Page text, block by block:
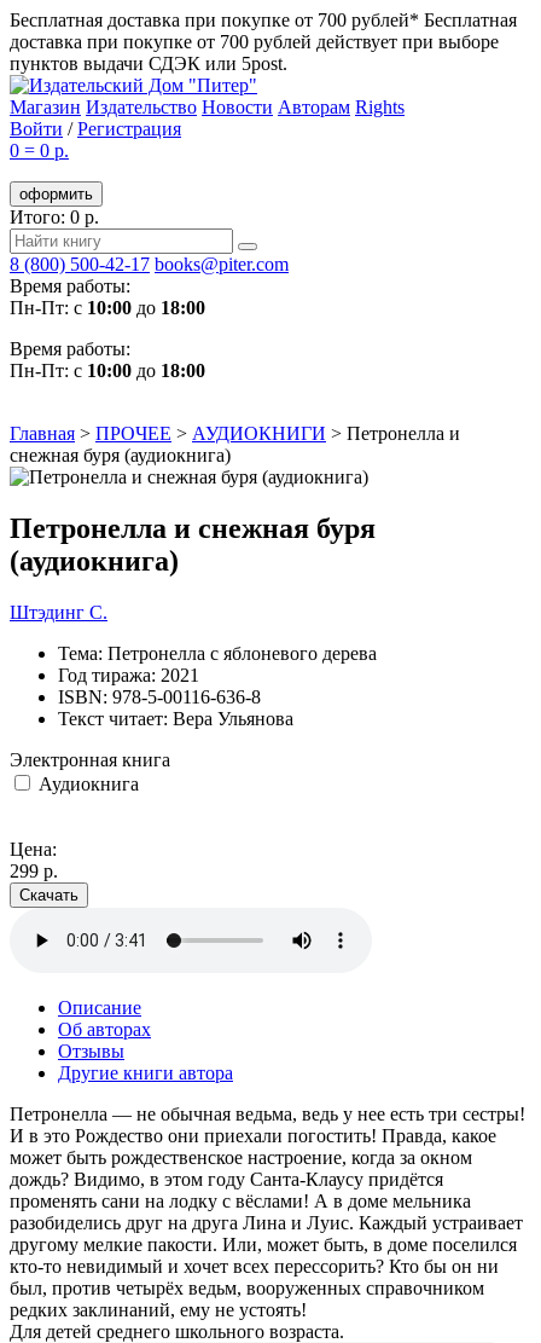
Бесплатная доставка при покупке от 700 рублей* Бесплатная
доставка при покупке от 700 рублей действует при выборе
пунктов выдачи СДЭК или 5post.
Магазин Издательство Новости Авторам Rights
Войти /Регистрация
0 = 0 р.
оформить
Итого: 0 р.
8 (800) 500-42-17 books@piter.com
Время работы:
Пн-Пт: с 10:00 до 18:00
Время работы:
Пн-Пт: с 10:00 до 18:00
Главная > ПРОЧЕЕ > АУДИОКНИГИ > Петронелла и
снежная буря (аудиокнига)
Петронелла и снежная буря
(аудиокнига)
Штэдинг С.
Тема: Петронелла с яблоневого дерева
Год тиража: 2021
ISBN: 978-5-00116-636-8
Текст читает: Вера Ульянова
Электронная книга
Аудиокнига
Цена:
299 р.
Скачать
Описание
Об авторах
Отзывы
Другие книги автора
Петронелла — не обычная ведьма, ведь у нее есть три сестры!
И в это Рождество они приехали погостить! Правда, какое
может быть рождественское настроение, когда за окном
дождь? Видимо, в этом году Санта-Клаусу придётся
променять сани на лодку с вёслами! А в доме мельника
разобиделись друг на друга Лина и Луис. Каждый устраивает
другому мелкие пакости. Или, может быть, в доме поселился
кто-то невидимый и хочет всех перессорить? Кто бы он ни
был, против четырёх ведьм, вооруженных справочником
редких заклинаний, ему не устоять!
Для детей среднего школьного возраста.